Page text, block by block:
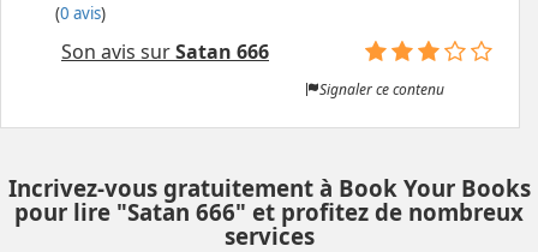
(0 avis)
Son avis surSatan 666
Signaler ce contenu
Incrivez-vous gratuitement à Book Your Books
pour lire "Satan 666" et profitez de nombreux
services